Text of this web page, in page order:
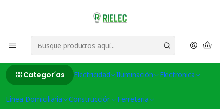
Categorías Electricidad Iluminación Electronica
Linea Domiciliaria Construcción Ferreteria